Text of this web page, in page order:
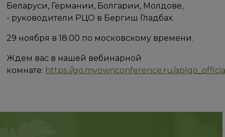
Беларуси, Германии, Болгарии, Молдове,
- руководители РЦО в Бергиш Гладбах.
29 ноября в 18.00 по московскому времени.
Ждем вас в нашей вебинарной
комнате: https://go.myownconference.ru/